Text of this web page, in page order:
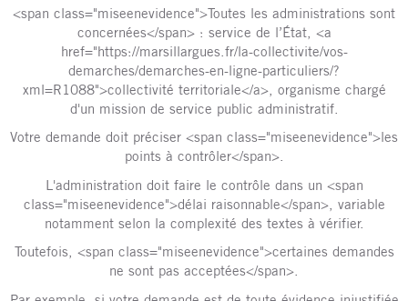
<span class="miseenevidence">Toutes les administrations sont
concernées</span> : service de l’État, <a
href="https://marsillargues.fr/la-collectivite/vos-
demarches/demarches-en-ligne-particuliers/?
xml=R1088">collectivité territoriale</a>, organisme chargé
d'un mission de service public administratif.
Votre demande doit préciser <span class="miseenevidence">les
points à contrôler</span>.
L'administration doit faire le contrôle dans un <span
class="miseenevidence">délai raisonnable</span>, variable
notamment selon la complexité des textes à vérifier.
Toutefois, <span class="miseenevidence">certaines demandes
ne sont pas acceptées</span>.